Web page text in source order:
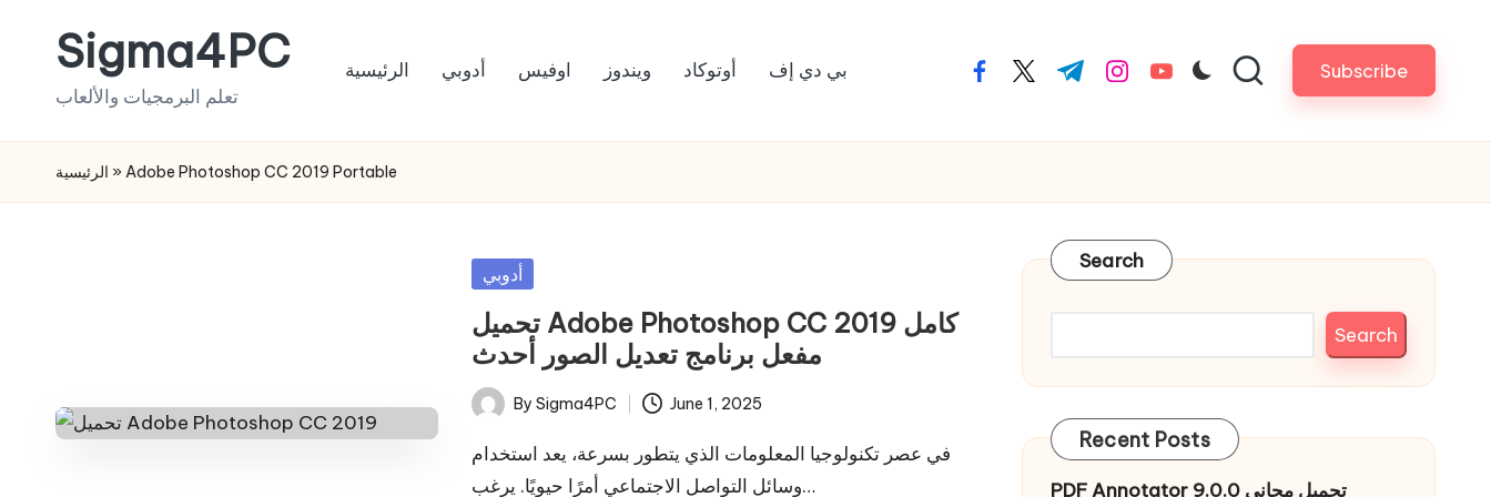
Sigma4PC
تعلم البرمجيات والألعاب
الرئيسية أدوبي اوفيس ويندوز أوتوكاد بي دي إف facebook.com
twitter.com
t.me instagram.com
youtube.com Subscribe
الرئيسية » Adobe Photoshop CC 2019 Portable
Posted
أدوبي
تحميل Adobe Photoshop CC 2019 كامل
مفعل برنامج تعديل الصور أحدث
Posted
by
By Sigma4PC June 1, 2025
في عصر تكنولوجيا المعلومات الذي يتطور بسرعة، يعد استخدام
وسائل التواصل الاجتماعي أمرًا حيويًا. يرغب…
Search
Search
Recent Posts
PDF Annotator 9.0.0 تحميل مجاني